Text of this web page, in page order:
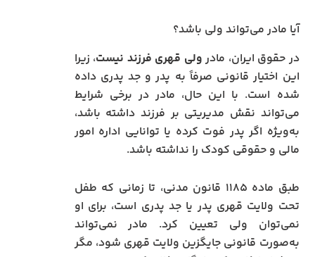
آیا مادر می‌تواند ولی باشد؟
در حقوق ایران، مادر ولی قهری فرزند نیست، زیرا
این اختیار قانونی صرفاً به پدر و جد پدری داده
شده است. با این حال، مادر در برخی شرایط
می‌تواند نقش مدیریتی بر فرزند داشته باشد،
به‌ویژه اگر پدر فوت کرده یا توانایی اداره امور
مالی و حقوقی کودک را نداشته باشد.
طبق ماده ۱۱۸۵ قانون مدنی، تا زمانی که طفل
تحت ولایت قهری پدر یا جد پدری است، برای او
نمی‌توان ولی تعیین کرد. مادر نمی‌تواند
به‌صورت قانونی جایگزین ولایت قهری شود، مگر